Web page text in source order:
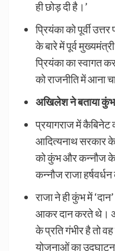
ही छोड़ दी है।’
प्रियंका को पूर्वी
के बारे में पूर्व
प्रियंका का स्वागत
को राजनीति में आना
अखिलेश ने बताया
प्रयागराज में
आदित्यनाथ सरकार के
को कुंभ और कन्नौज के
कन्नौज राजा
राजा ने ही कुंभ में
आकर दान करते थे।
के प्रति गंभीर है तो
योजनाओं का